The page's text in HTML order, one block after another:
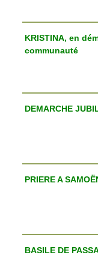
KRISTINA, en
communauté
DEMARCHE
PRIERE A
BASILE DE